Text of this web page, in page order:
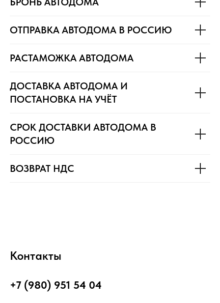
ОТПРАВКА АВТОДОМА В РОССИЮ
РАСТАМОЖКА АВТОДОМА
ДОСТАВКА АВТОДОМА И
ПОСТАНОВКА НА УЧЁТ
СРОК ДОСТАВКИ АВТОДОМА В
РОССИЮ
ВОЗВРАТ НДС
Контакты
+7 (980) 951 54 04